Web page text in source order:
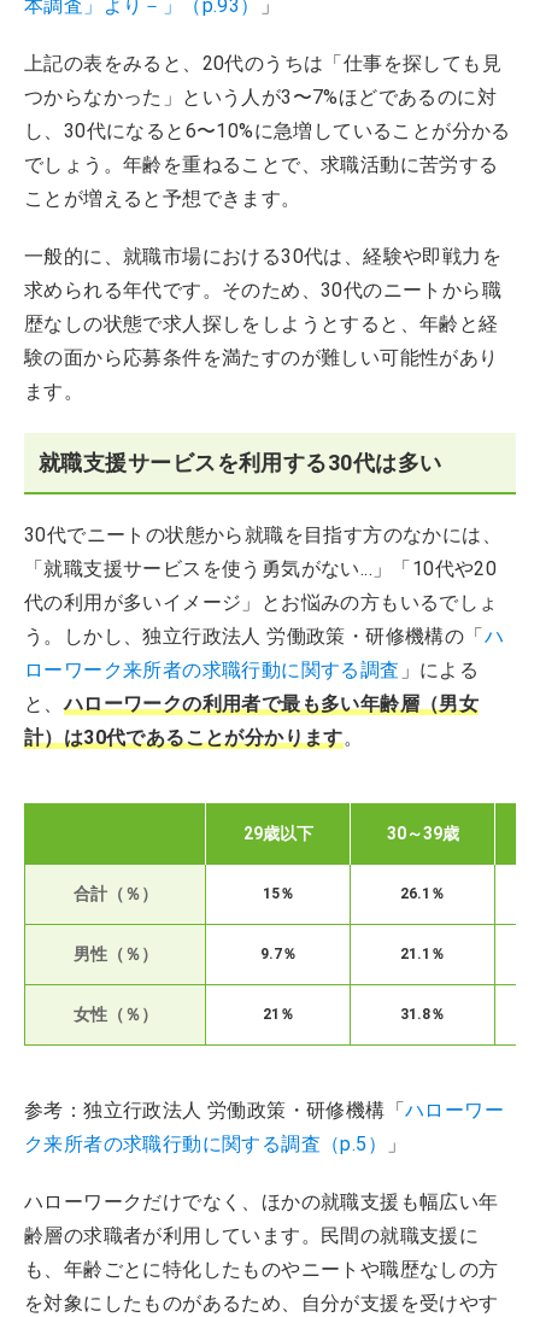
本調査」より－」（p.93） 」
上記の表をみると、20代のうちは「仕事を探しても見
つからなかった」という人が3〜7%ほどであるのに対
し、30代になると6〜10%に急増していることが分かる
でしょう。年齢を重ねることで、求職活動に苦労する
ことが増えると予想できます。
一般的に、就職市場における30代は、経験や即戦力を
求められる年代です。そのため、30代のニートから職
歴なしの状態で求人探しをしようとすると、年齢と経
験の面から応募条件を満たすのが難しい可能性があり
ます。
就職支援サービスを利用する30代は多い
30代でニートの状態から就職を目指す方のなかには、
「就職支援サービスを使う勇気がない...」「10代や20
代の利用が多いイメージ」とお悩みの方もいるでしょ
う。しかし、独立行政法人 労働政策・研修機構の「 ハ
ローワーク来所者の求職行動に関する調査 」による
と、ハローワークの利用者で最も多い年齢層（男女
計）は30代であることが分かります。
29歳以下 30～39歳
合計（％） 15％ 26.1％
男性（％） 9.7％ 21.1％
女性（％） 21％ 31.8％
参考：独立行政法人 労働政策・研修機構「 ハローワー
ク来所者の求職行動に関する調査（p.5）
」
ハローワークだけでなく、ほかの就職支援も幅広い年
齢層の求職者が利用しています。民間の就職支援に
も、年齢ごとに特化したものやニートや職歴なしの方
を対象にしたものがあるため、自分が支援を受けやす